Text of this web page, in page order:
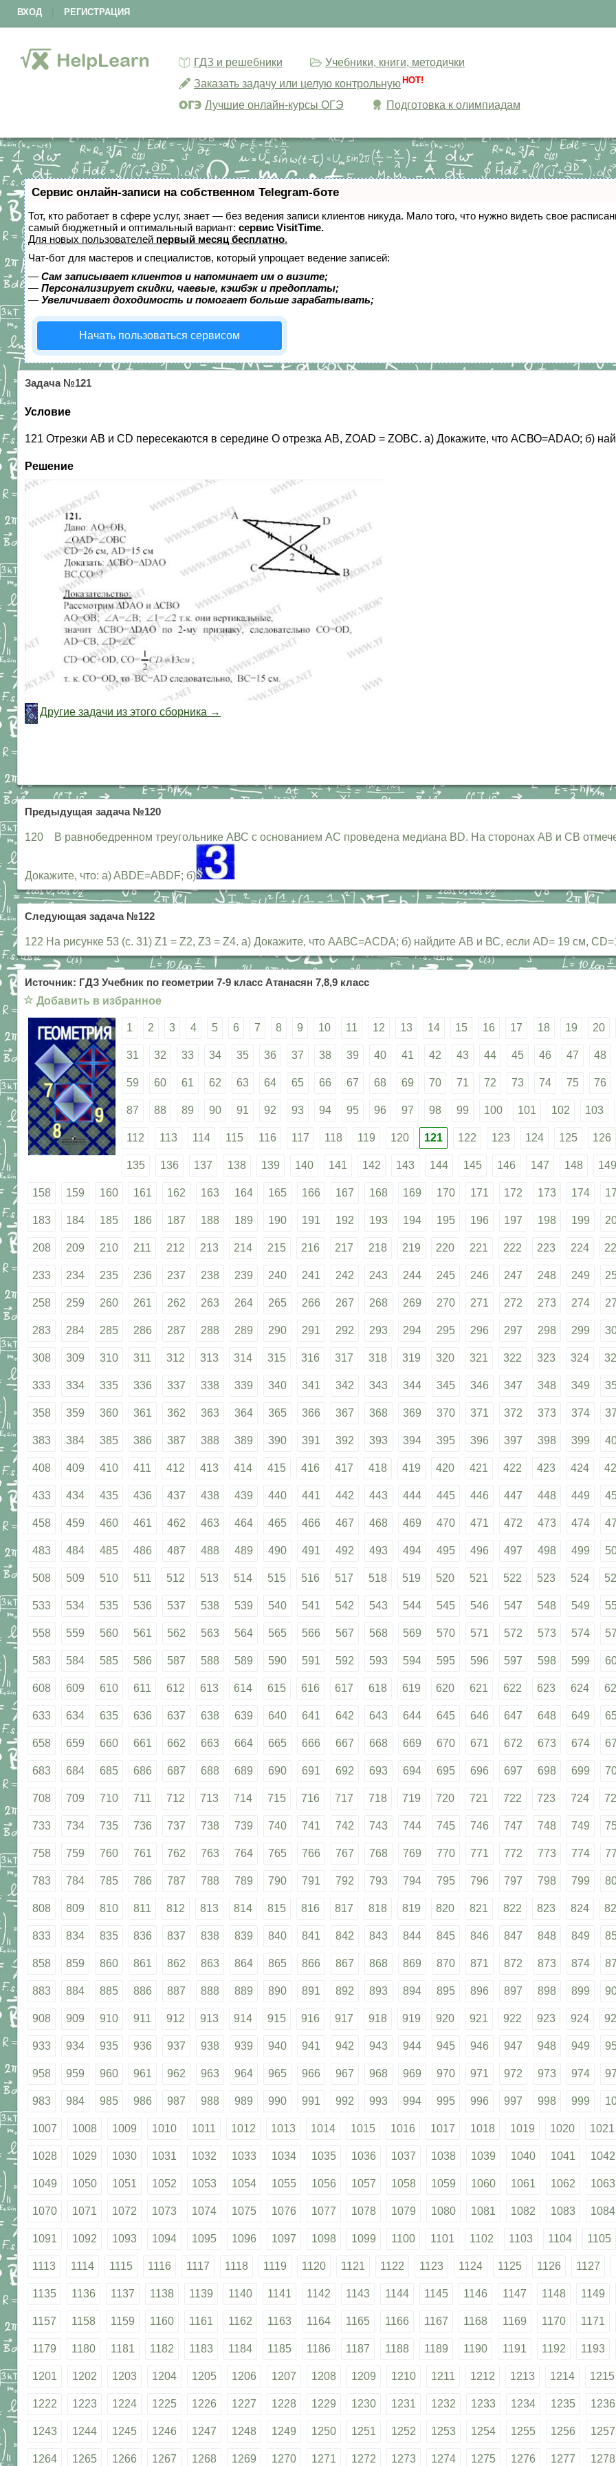
ВХОД РЕГИСТРАЦИЯ
ГДЗ и решебники
Учебники, книги, методички
Заказать задачу или целую контрольную HOT!
Лучшие онлайн-курсы ОГЭ Подготовка к олимпиадам
Сервис онлайн-записи на собственном Telegram-боте
Тот, кто работает в сфере услуг, знает — без ведения записи клиентов никуда. Мало того, что нужно видеть свое
самый бюджетный и оптимальный вариант: сервис VisitTime.
Для новых пользователей первый месяц бесплатно.
Чат-бот для мастеров и специалистов, который упрощает ведение записей:
— Сам записывает клиентов и напоминает им о визите;
— Персонализирует скидки, чаевые, кэшбэк и предоплаты;
— Увеличивает доходимость и помогает больше зарабатывать;
Начать пользоваться сервисом
Задача №121
Условие
121 Отрезки АВ и CD пересекаются в середине О отрезка AB, ZOAD = ZOBC. а) Докажите, что АСВО=ADAO; б)
Решение
Другие задачи из этого сборника →
Предыдущая задача №120
120 В равнобедренном треугольнике АВС с основанием АС проведена медиана BD. На сторонах АВ и СВ
Докажите, что: a) ABDE=ABDF; б)
Следующая задача №122
122 На рисунке 53 (с. 31) Z1 = Z2, Z3 = Z4. а) Докажите, что ААВС=ACDA; б) найдите АВ и ВС, если AD= 19 см,
Источник: ГДЗ Учебник по геометрии 7-9 класс Атанасян 7,8,9 класс
☆ Добавить в избранное
1 2 3 4 5 6 7 8 9 10 11 12 13 14 15 16 17 18 19 20
31 32 33 34 35 36 37 38 39 40 41 42 43 44 45 46 47 48
59 60 61 62 63 64 65 66 67 68 69 70 71 72 73 74 75 76
87 88 89 90 91 92 93 94 95 96 97 98 99 100 101 102 103
112 113 114 115 116 117 118 119 120 121 122 123 124 125 126
135 136 137 138 139 140 141 142 143 144 145 146 147 148 149
158 159 160 161 162 163 164 165 166 167 168 169 170 171 172 173 174
183 184 185 186 187 188 189 190 191 192 193 194 195 196 197 198 199
208 209 210 211 212 213 214 215 216 217 218 219 220 221 222 223 224
233 234 235 236 237 238 239 240 241 242 243 244 245 246 247 248 249
258 259 260 261 262 263 264 265 266 267 268 269 270 271 272 273 274
283 284 285 286 287 288 289 290 291 292 293 294 295 296 297 298 299
308 309 310 311 312 313 314 315 316 317 318 319 320 321 322 323 324
333 334 335 336 337 338 339 340 341 342 343 344 345 346 347 348 349
358 359 360 361 362 363 364 365 366 367 368 369 370 371 372 373 374
383 384 385 386 387 388 389 390 391 392 393 394 395 396 397 398 399
408 409 410 411 412 413 414 415 416 417 418 419 420 421 422 423 424
433 434 435 436 437 438 439 440 441 442 443 444 445 446 447 448 449
458 459 460 461 462 463 464 465 466 467 468 469 470 471 472 473 474
483 484 485 486 487 488 489 490 491 492 493 494 495 496 497 498 499
508 509 510 511 512 513 514 515 516 517 518 519 520 521 522 523 524
533 534 535 536 537 538 539 540 541 542 543 544 545 546 547 548 549
558 559 560 561 562 563 564 565 566 567 568 569 570 571 572 573 574
583 584 585 586 587 588 589 590 591 592 593 594 595 596 597 598 599
608 609 610 611 612 613 614 615 616 617 618 619 620 621 622 623 624
633 634 635 636 637 638 639 640 641 642 643 644 645 646 647 648 649
658 659 660 661 662 663 664 665 666 667 668 669 670 671 672 673 674
683 684 685 686 687 688 689 690 691 692 693 694 695 696 697 698 699
708 709 710 711 712 713 714 715 716 717 718 719 720 721 722 723 724
733 734 735 736 737 738 739 740 741 742 743 744 745 746 747 748 749
758 759 760 761 762 763 764 765 766 767 768 769 770 771 772 773 774
783 784 785 786 787 788 789 790 791 792 793 794 795 796 797 798 799
808 809 810 811 812 813 814 815 816 817 818 819 820 821 822 823 824
833 834 835 836 837 838 839 840 841 842 843 844 845 846 847 848 849
858 859 860 861 862 863 864 865 866 867 868 869 870 871 872 873 874
883 884 885 886 887 888 889 890 891 892 893 894 895 896 897 898 899
908 909 910 911 912 913 914 915 916 917 918 919 920 921 922 923 924
933 934 935 936 937 938 939 940 941 942 943 944 945 946 947 948 949
958 959 960 961 962 963 964 965 966 967 968 969 970 971 972 973 974
983 984 985 986 987 988 989 990 991 992 993 994 995 996 997 998 999
1007 1008 1009 1010 1011 1012 1013 1014 1015 1016 1017 1018 1019 1020 1021
1028 1029 1030 1031 1032 1033 1034 1035 1036 1037 1038 1039 1040 1041 1042
1049 1050 1051 1052 1053 1054 1055 1056 1057 1058 1059 1060 1061 1062 1063
1070 1071 1072 1073 1074 1075 1076 1077 1078 1079 1080 1081 1082 1083 1084
1091 1092 1093 1094 1095 1096 1097 1098 1099 1100 1101 1102 1103 1104 1105
1113 1114 1115 1116 1117 1118 1119 1120 1121 1122 1123 1124 1125 1126 1127
1135 1136 1137 1138 1139 1140 1141 1142 1143 1144 1145 1146 1147 1148 1149
1157 1158 1159 1160 1161 1162 1163 1164 1165 1166 1167 1168 1169 1170 1171
1179 1180 1181 1182 1183 1184 1185 1186 1187 1188 1189 1190 1191 1192 1193
1201 1202 1203 1204 1205 1206 1207 1208 1209 1210 1211 1212 1213 1214 1215
1222 1223 1224 1225 1226 1227 1228 1229 1230 1231 1232 1233 1234 1235 1236
1243 1244 1245 1246 1247 1248 1249 1250 1251 1252 1253 1254 1255 1256 1257
1264 1265 1266 1267 1268 1269 1270 1271 1272 1273 1274 1275 1276 1277 1278